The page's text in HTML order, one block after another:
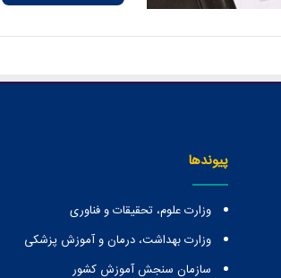
پیوندها
وزارت علوم، تحقیقات و فناوری
وزارت بهداشت، درمان و آموزش پزشکی
سازمان سنجش آموزش کشور